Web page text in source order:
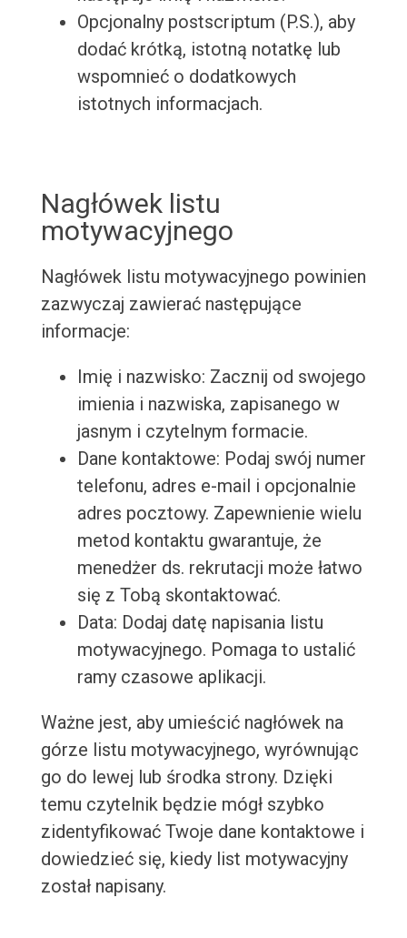
Opcjonalny postscriptum (P.S.), aby
dodać krótką, istotną notatkę lub
wspomnieć o dodatkowych
istotnych informacjach.
Nagłówek listu
motywacyjnego
Nagłówek listu motywacyjnego powinien
zazwyczaj zawierać następujące
informacje:
Imię i nazwisko: Zacznij od swojego
imienia i nazwiska, zapisanego w
jasnym i czytelnym formacie.
Dane kontaktowe: Podaj swój numer
telefonu, adres e-mail i opcjonalnie
adres pocztowy. Zapewnienie wielu
metod kontaktu gwarantuje, że
menedżer ds. rekrutacji może łatwo
się z Tobą skontaktować.
Data: Dodaj datę napisania listu
motywacyjnego. Pomaga to ustalić
ramy czasowe aplikacji.
Ważne jest, aby umieścić nagłówek na
górze listu motywacyjnego, wyrównując
go do lewej lub środka strony. Dzięki
temu czytelnik będzie mógł szybko
zidentyfikować Twoje dane kontaktowe i
dowiedzieć się, kiedy list motywacyjny
został napisany.